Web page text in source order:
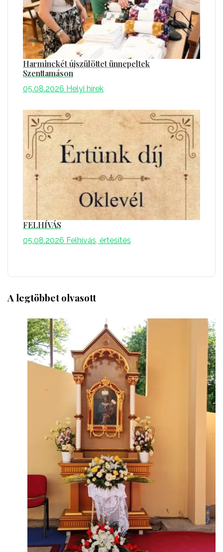
Harminckét újszülöttet ünnepeltek
Szenttamáson
05.08.2026 Helyi hírek
FELHÍVÁS
05.08.2026 Felhívás, értesítés
A legtöbbet olvasott